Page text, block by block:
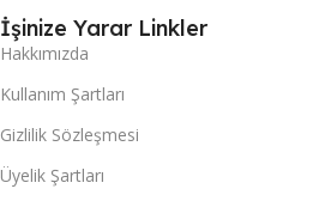
İşinize Yarar Linkler
Hakkımızda
Kullanım Şartları
Gizlilik Sözleşmesi
Üyelik Şartları